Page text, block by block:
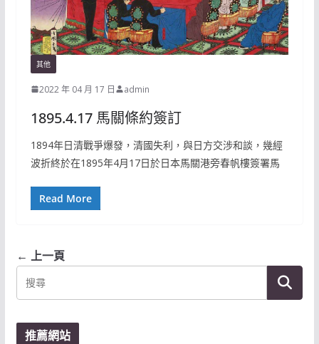
其他
2022 年 04 月 17 日 admin
1895.4.17 馬關條約簽訂
1894年日清戰爭爆發，清國失利，與日方交涉和談，幾經
波折終於在1895年4月17日於日本馬關港旁春帆樓簽署馬
Read More
← 上一頁
推薦網站